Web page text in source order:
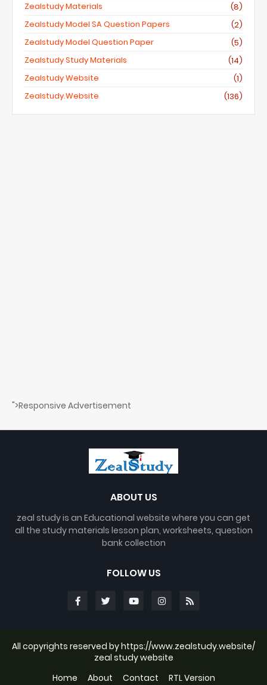
Zealstudy Materials
(8)
Zealstudy Model SA Question Papers
(2)
Zealstudy Model Question Paper
(5)
Zealstudy Study Materials
(14)
Zealstudy Website
(1)
Zealstudy.website
(136)
">Responsive Advertisement
ABOUT US
zeal study is an Educational website where you can get
all the study materials lesson plan, worksheets, question
bank collection
FOLLOW US
All copyrights reserved by https://www.zealstudy.website/
zeal study website
Home
About Contact RTL Version